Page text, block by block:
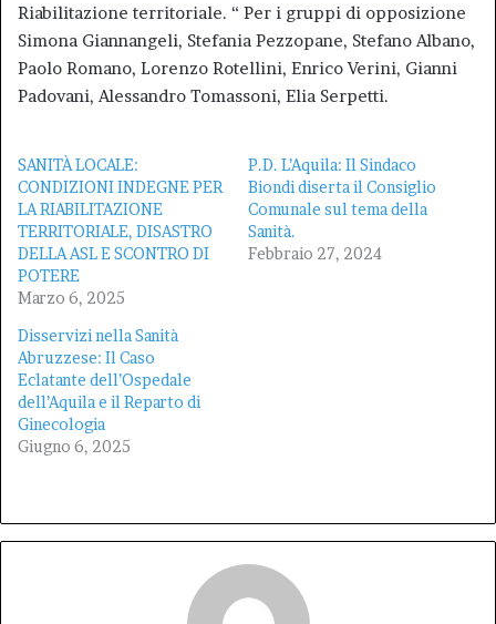
Riabilitazione territoriale. “ Per i gruppi di opposizione
Simona Giannangeli, Stefania Pezzopane, Stefano Albano,
Paolo Romano, Lorenzo Rotellini, Enrico Verini, Gianni
Padovani, Alessandro Tomassoni, Elia Serpetti.
SANITÀ LOCALE:
CONDIZIONI INDEGNE PER
LA RIABILITAZIONE
TERRITORIALE, DISASTRO
DELLA ASL E SCONTRO DI
POTERE
Marzo 6, 2025
P.D. L’Aquila: Il Sindaco
Biondi diserta il Consiglio
Comunale sul tema della
Sanità.
Febbraio 27, 2024
Disservizi nella Sanità
Abruzzese: Il Caso
Eclatante dell’Ospedale
dell’Aquila e il Reparto di
Ginecologia
Giugno 6, 2025